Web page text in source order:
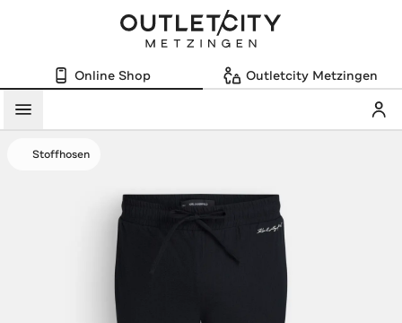
Online Shop Outletcity Metzingen
Menü
Stoffhosen